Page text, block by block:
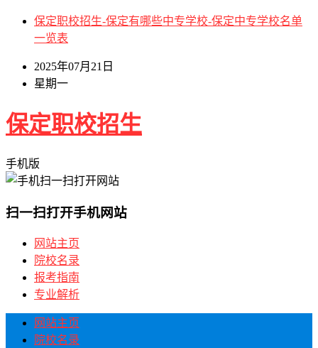
保定职校招生-保定有哪些中专学校-保定中专学校名单
一览表
2025年07月21日
星期一
保定职校招生
手机版
扫一扫打开手机网站
网站主页
院校名录
报考指南
专业解析
网站主页
院校名录